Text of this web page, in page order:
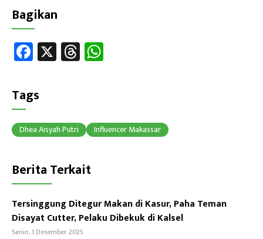
Bagikan
Fa
ce
b
o
ok
X T
hr
p
p
Tags
Dhea Aisyah Putri Influencer Makassar
Berita Terkait
Tersinggung Ditegur Makan di Kasur, Paha Teman
Disayat Cutter, Pelaku Dibekuk di Kalsel
Senin, 1 Desember 2025